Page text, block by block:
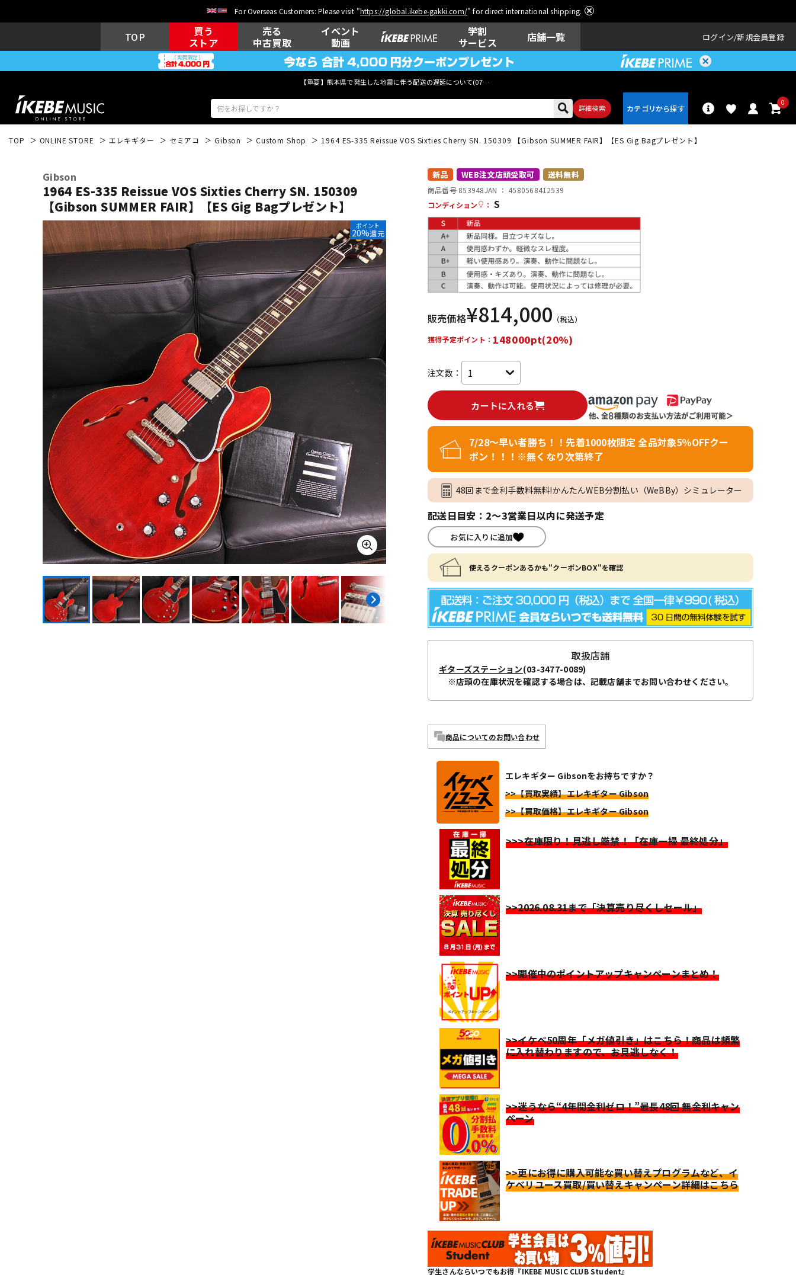
For Overseas Customers: Please visit "https://global.ikebe-gakki.com/" for direct international shipping.
TOP
買う
ストア
売る
中古買取
イベント
動画
学割
サービス
店舗一覧 ログイン 新規会員登録
【重要】熊本県で発生した地震に伴う配送の遅延について(07月29日
詳細検索
0
ウクレレ ドラム
キーボード 電子ピアノ 管楽器 その他楽器
DTM DTM オンラ
イン納品
レコーディン
グ機器
配信/ライブ
機器
ヴィンテージ
TOP ONLINE STORE エレキギター セミアコ Gibson Custom Shop 1964 ES-335 Reissue VOS Sixties Cherry SN. 150309 【Gibson SUMMER FAIR】【ES Gig Bagプレゼント】
Gibson
1964 ES-335 Reissue VOS Sixties Cherry SN. 150309
【Gibson SUMMER FAIR】【ES Gig Bagプレゼント】
ポイント
20%還元
新品 WEB注文店頭受取可 送料無料
商品番号 853948JAN ： 4580568412539
コンディション
： S
販売価格¥814,000 （税込）
獲得予定ポイント： 148000pt(20%)
注文数：
カートに入れる
7/28～早い者勝ち！！先着1000枚限定 全品対象5％OFFクー
ポン！！！※無くなり次第終了
48回まで金利手数料無料!かんたんWEB分割払い（WeBBy）シミュレーター
配送日目安：2～3営業日以内に発送予定
お気に入りに追加
使えるクーポンあるかも"クーポンBOX"を確認
取扱店舗
ギターズステーション(03-3477-0089)
※店頭の在庫状況を確認する場合は、記載店舗までお問い合わせください。
商品についてのお問い合わせ
エレキギター Gibsonをお持ちですか？
>>【買取実績】エレキギター Gibson
>>【買取価格】エレキギター Gibson
>>>在庫限り！見逃し厳禁！「在庫一掃 最終処分」
>>2026.08.31まで「決算売り尽くしセール」
>>開催中のポイントアップキャンペーンまとめ！
>>イケベ50周年「メガ値引き」はこちら！商品は頻繁
に入れ替わりますので、お見逃しなく！
>>迷うなら“4年間金利ゼロ！”最長48回 無金利キャン
ペーン
>>更にお得に購入可能な買い替えプログラムなど、イ
ケベリユース買取/買い替えキャンペーン詳細はこちら
学生さんならいつでもお得『IKEBE MUSIC CLUB Student』